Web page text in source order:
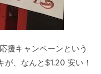
援キャンペーンという
、なんと$1.20 安い！